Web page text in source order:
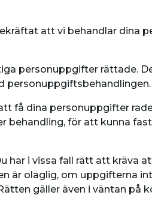
att vi behandlar dina
personuppgifter rättade.
personuppgiftsbehandlingen.
få dina personuppgifter
behandling, för att kunna
har i vissa fall rätt att kräva
är olaglig, om uppgifterna
gäller även i väntan